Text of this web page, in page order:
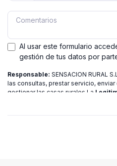
Al usar este formulario
gestión de tus datos por
Responsable: SENSACION RURAL
las consultas, prestar servicio,
gestionar las casas rurales La